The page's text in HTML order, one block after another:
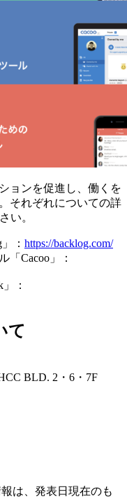
ョンを促進し、働くを
それぞれについての詳
い。
： https://backlog.com/
「Cacoo」：
：
て
BLD. 2・6・7F
は、発表日現在のも